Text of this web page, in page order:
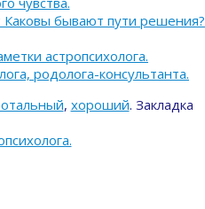
бывают пути решения?
астропсихолога.
родолога-консультанта.
, хороший. Закладка